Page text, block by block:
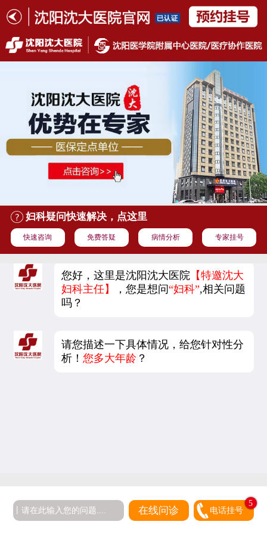
妇科疑问快速解决，点这里
快速咨询 免费答疑 病情分析 专家挂号
您好，这里是沈阳沈大医院 【特邀沈大
妇科主任】
，您是想问“妇科”,相关问题
吗？
请您描述一下具体情况，给您针对性分
析！您多大年龄 ？
在线问诊 电话挂号
5